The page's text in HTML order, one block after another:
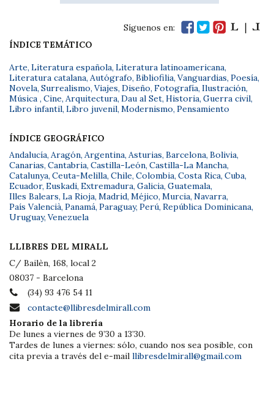
Síguenos en:
ÍNDICE TEMÁTICO
Arte, Literatura española, Literatura latinoamericana,
Literatura catalana, Autógrafo, Bibliofilia, Vanguardias, Poesía,
Novela, Surrealismo, Viajes, Diseño, Fotografía, Ilustración,
Música , Cine, Arquitectura, Dau al Set, Historia, Guerra civil,
Libro infantil, Libro juvenil, Modernismo, Pensamiento
ÍNDICE GEOGRÁFICO
Andalucía, Aragón, Argentina, Asturias, Barcelona, Bolivia,
Canarias, Cantabria, Castilla-León, Castilla-La Mancha,
Catalunya, Ceuta-Melilla, Chile, Colombia, Costa Rica, Cuba,
Ecuador, Euskadi, Extremadura, Galicia, Guatemala,
Illes Balears, La Rioja, Madrid, Méjico, Murcia, Navarra,
País Valencià, Panamá, Paraguay, Perú, República Dominicana,
Uruguay, Venezuela
LLIBRES DEL MIRALL
C/ Bailèn, 168, local 2
08037 - Barcelona
(34) 93 476 54 11
contacte@llibresdelmirall.com
Horario de la librería
De lunes a viernes de 9’30 a 13’30.
Tardes de lunes a viernes: sólo, cuando nos sea posible, con
cita previa a través del e-mail llibresdelmirall@gmail.com